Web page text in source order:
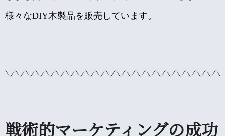
様々なDIY木製品を販売しています。
戦術的マーケティングの成功